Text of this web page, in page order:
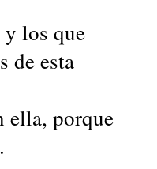
los que
de esta
ella, porque